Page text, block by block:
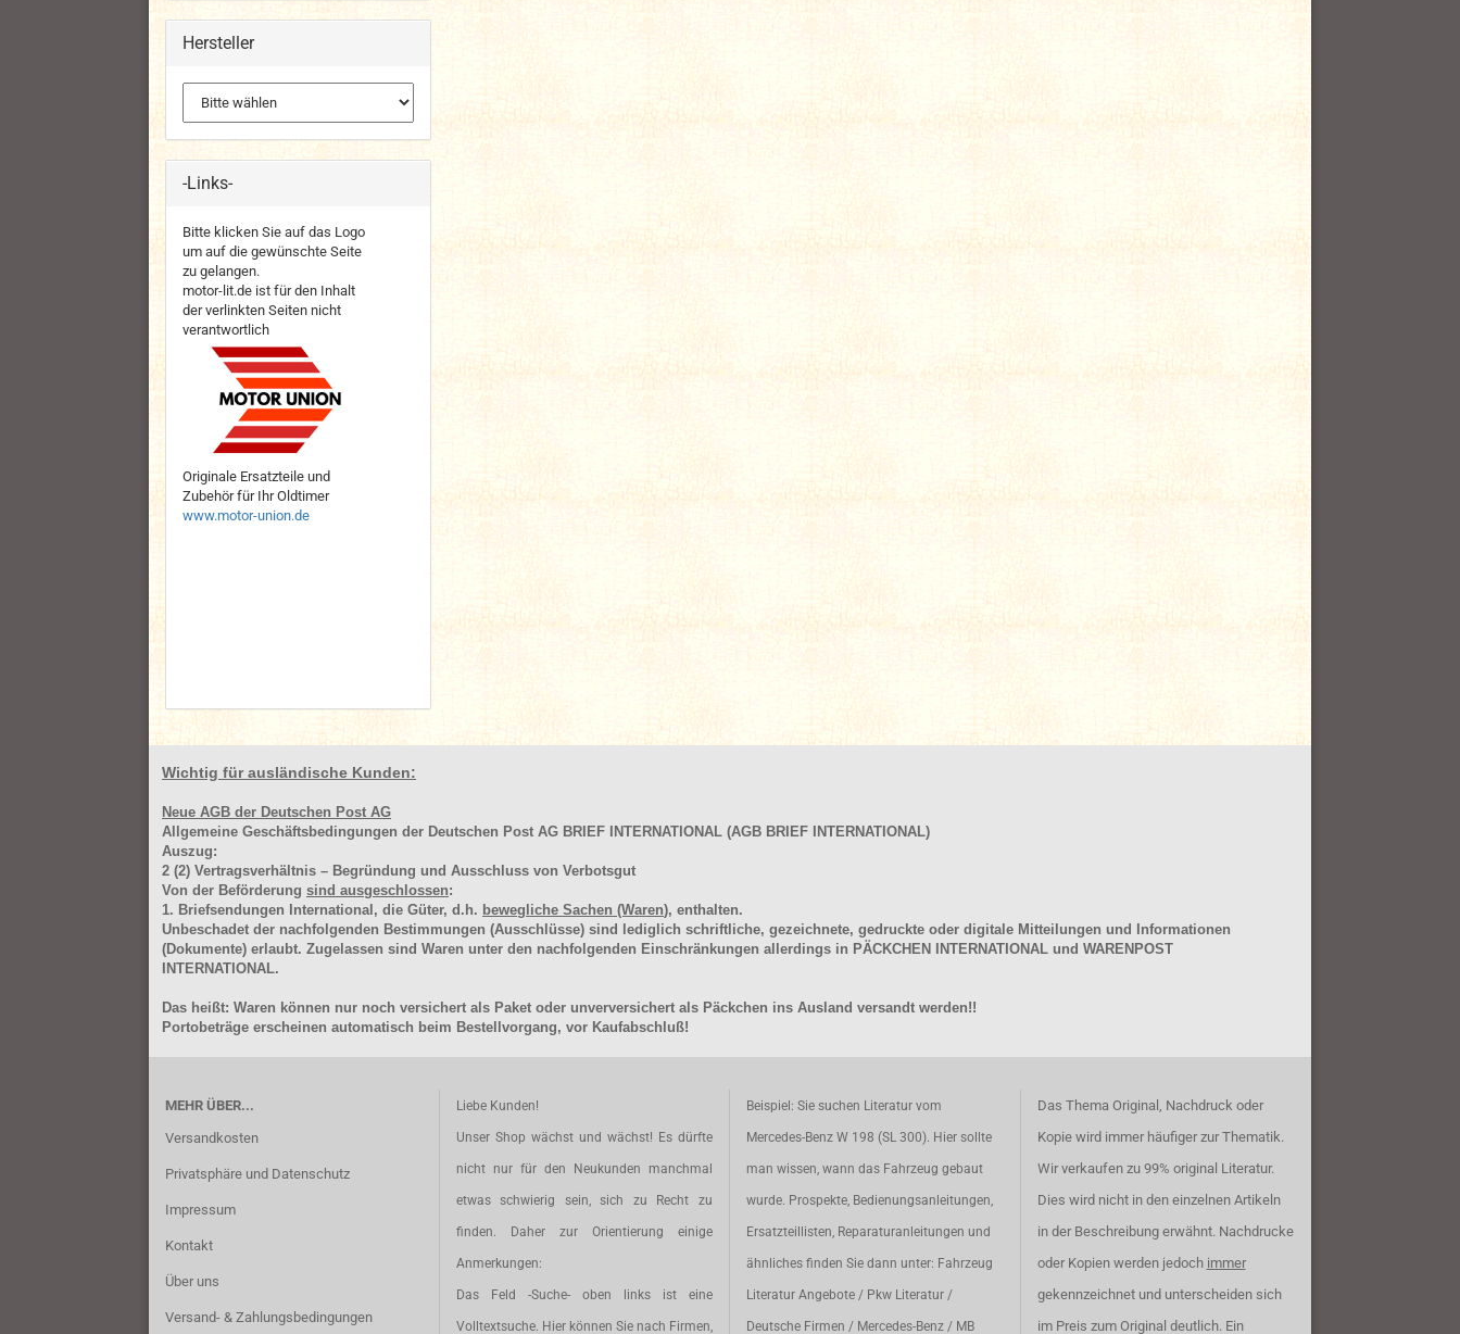
Hersteller
-Links-
Bitte klicken Sie auf das Logo
um auf die gewünschte Seite
zu gelangen.
motor-lit.de ist für den Inhalt
der verlinkten Seiten nicht
verantwortlich
Originale Ersatzteile und
Zubehör für Ihr Oldtimer
www.motor-union.de
Wichtig für ausländische Kunden:
Neue AGB der Deutschen Post AG
Allgemeine Geschäftsbedingungen der Deutschen Post AG BRIEF INTERNATIONAL (AGB BRIEF INTERNATIONAL)
Auszug:
2 (2) Vertragsverhältnis – Begründung und Ausschluss von Verbotsgut
Von der Beförderung sind ausgeschlossen:
1. Briefsendungen International, die Güter, d.h. bewegliche Sachen (Waren), enthalten.
Unbeschadet der nachfolgenden Bestimmungen (Ausschlüsse) sind lediglich schriftliche, gezeichnete, gedruckte oder digitale Mitteilungen und Informationen
(Dokumente) erlaubt. Zugelassen sind Waren unter den nachfolgenden Einschränkungen allerdings in PÄCKCHEN INTERNATIONAL und WARENPOST
INTERNATIONAL.
Das heißt: Waren können nur noch versichert als Paket oder unverversichert als Päckchen ins Ausland versandt werden!!
Portobeträge erscheinen automatisch beim Bestellvorgang, vor Kaufabschluß!
MEHR ÜBER...
Versandkosten
Privatsphäre und Datenschutz
Impressum
Kontakt
Über uns
Versand- & Zahlungsbedingungen
Liebe Kunden!
Unser Shop wächst und wächst! Es dürfte
nicht nur für den Neukunden manchmal
etwas schwierig sein, sich zu Recht zu
finden. Daher zur Orientierung einige
Anmerkungen:
Das Feld -Suche- oben links ist eine
Volltextsuche. Hier können Sie nach Firmen,
Beispiel: Sie suchen Literatur vom
Mercedes-Benz W 198 (SL 300). Hier sollte
man wissen, wann das Fahrzeug gebaut
wurde. Prospekte, Bedienungsanleitungen,
Ersatzteillisten, Reparaturanleitungen und
ähnliches finden Sie dann unter: Fahrzeug
Literatur Angebote / Pkw Literatur /
Deutsche Firmen / Mercedes-Benz / MB
Das Thema Original, Nachdruck oder
Kopie wird immer häufiger zur Thematik.
Wir verkaufen zu 99% original Literatur.
Dies wird nicht in den einzelnen Artikeln
in der Beschreibung erwähnt. Nachdrucke
oder Kopien werden jedoch immer
gekennzeichnet und unterscheiden sich
im Preis zum Original deutlich. Ein